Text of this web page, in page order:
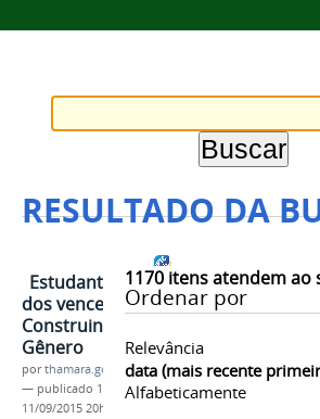
RESULTADO DA
1170itens atendem ao
Ordenar por
Relevância
data (mais recente
Alfabeticamente
Estudante do Ifal Arapiraca é um
dos vencedores do Prêmio
Construindo a Igualdade de
Gênero
porthamara.gonzaga
— publicado 10/09/2015—última modificação
11/09/2015 20h09